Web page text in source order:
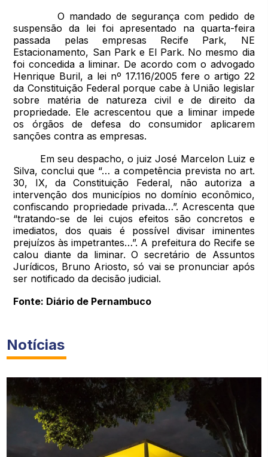
O mandado de segurança com pedido de
suspensão da lei foi apresentado na quarta-feira
passada pelas empresas Recife Park, NE
Estacionamento, San Park e El Park. No mesmo dia
foi concedida a liminar. De acordo com o advogado
Henrique Buril, a lei nº 17.116/2005 fere o artigo 22
da Constituição Federal porque cabe à União legislar
sobre matéria de natureza civil e de direito da
propriedade. Ele acrescentou que a liminar impede
os órgãos de defesa do consumidor aplicarem
sanções contra as empresas.
Em seu despacho, o juiz José Marcelon Luiz e
Silva, conclui que “… a competência prevista no art.
30, IX, da Constituição Federal, não autoriza a
intervenção dos municípios no domínio econômico,
confiscando propriedade privada…”. Acrescenta que
“tratando-se de lei cujos efeitos são concretos e
imediatos, dos quais é possível divisar iminentes
prejuízos às impetrantes…”. A prefeitura do Recife se
calou diante da liminar. O secretário de Assuntos
Jurídicos, Bruno Ariosto, só vai se pronunciar após
ser notificado da decisão judicial.
Fonte: Diário de Pernambuco
Notícias